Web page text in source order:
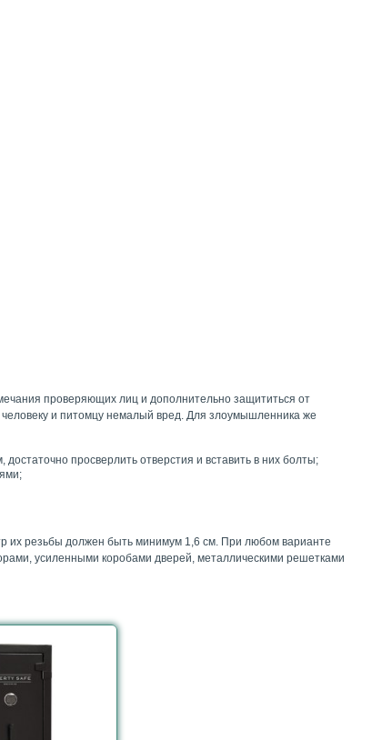
проверяющих лиц и дополнительно защититься от
и питомцу немалый вред. Для злоумышленника же
просверлить отверстия и вставить в них болты;
их резьбы должен быть минимум 1,6 см. При любом варианте
усиленными коробами дверей, металлическими решетками